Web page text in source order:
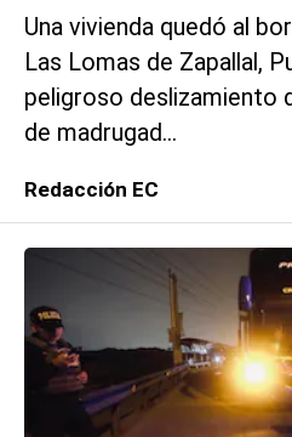
Una vivienda quedó al
Las Lomas de Zapallal,
peligroso deslizamiento
de madrugad...
Redacción EC